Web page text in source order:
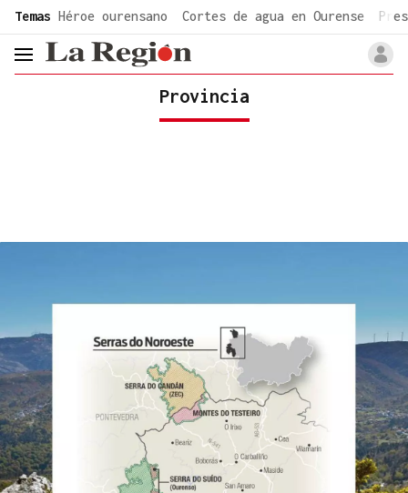
common.go-to-content
Temas Héroe ourensano Cortes de agua en Ourense
header.menu.open
Provincia